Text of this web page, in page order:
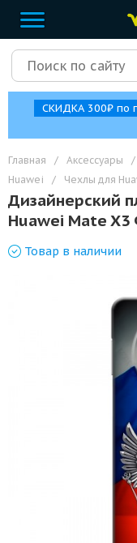
СКИДКА 300₽ по
Главная / Аксессуары /
Huawei
/ Чехлы для
Дизайнерский
Huawei Mate X3
Товар в наличии